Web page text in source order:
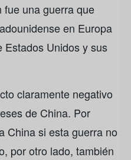
fue una guerra que
en Europa
Estados Unidos y sus
claramente negativo
de China. Por
China si esta guerra no
por otro lado, también